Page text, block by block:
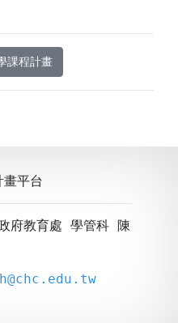
課程計畫
平台
府教育處 學管科 陳